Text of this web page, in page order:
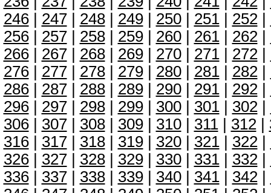
246| 247| 248| 249| 250| 251| 252|
256| 257| 258| 259| 260| 261| 262|
266| 267| 268| 269| 270| 271| 272|
276| 277| 278| 279| 280| 281| 282|
286| 287| 288| 289| 290| 291| 292|
296| 297| 298| 299| 300| 301| 302|
306| 307| 308| 309| 310| 311| 312|
316| 317| 318| 319| 320| 321| 322|
326| 327| 328| 329| 330| 331| 332|
336| 337| 338| 339| 340| 341| 342|